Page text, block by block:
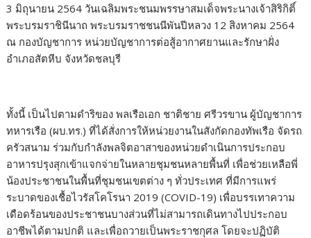
3 มิถุนายน 2564 วันเฉลิมพระชนมพรรษาสมเด็จพระนางเจ้าสิริกิติ์
พระบรมราชินีนาถ พระบรมราชชนนีพันปีหลวง 12 สิงหาคม 2564
ณ กองบัญชาการ หน่วยบัญชาการต่อสู้อากาศยานและรักษาฝั่ง
อำเภอสัตหีบ จังหวัดชลบุรี
ทั้งนี้ เป็นไปตามดำริของ พลเรือเอก ชาติชาย ศรีวรขาน ผู้บัญชาการ
ทหารเรือ (ผบ.ทร.) ที่ได้สั่งการให้หน่วยงานในสังกัดกองทัพเรือ จัดรถ
ครัวสนาม ร่วมกับกำลังพลจิตอาสาของหน่วยดำเนินการประกอบ
อาหารปรุงสุกเข้าแจกจ่ายในหลายชุมชนหลายพื้นที่ เพื่อช่วยเหลือพี่
น้องประชาชนในพื้นที่ชุมชนเขตต่าง ๆ ทั่วประเทศ ที่มีการแพร่
ระบาดของเชื้อไวรัสโคโรนา 2019 (COVID-19) เพื่อบรรเทาความ
เดือดร้อนของประชาชนบางส่วนที่ไม่สามารถเดินทางไปประกอบ
อาชีพได้ตามปกติ และเพื่อถวายเป็นพระราชกุศล โดยจะปฏิบัติ